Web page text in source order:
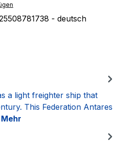
- deutsch
a light freighter ship that
This Federation Antares
Mehr